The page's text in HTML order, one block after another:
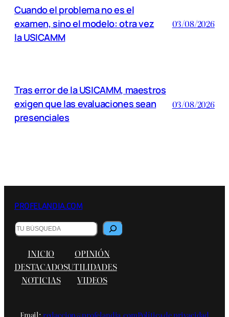
Cuando el problema no es el
examen, sino el modelo: otra vez
la USICAMM
03/08/2026
Tras error de la USICAMM, maestros
exigen que las evaluaciones sean
presenciales
03/08/2026
PROFELANDIA.COM
Buscar
INICIO
DESTACADOS
NOTICIAS
OPINIÓN
UTILIDADES
VIDEOS
Email:redaccion@profelandia.comPolítica de privacidad